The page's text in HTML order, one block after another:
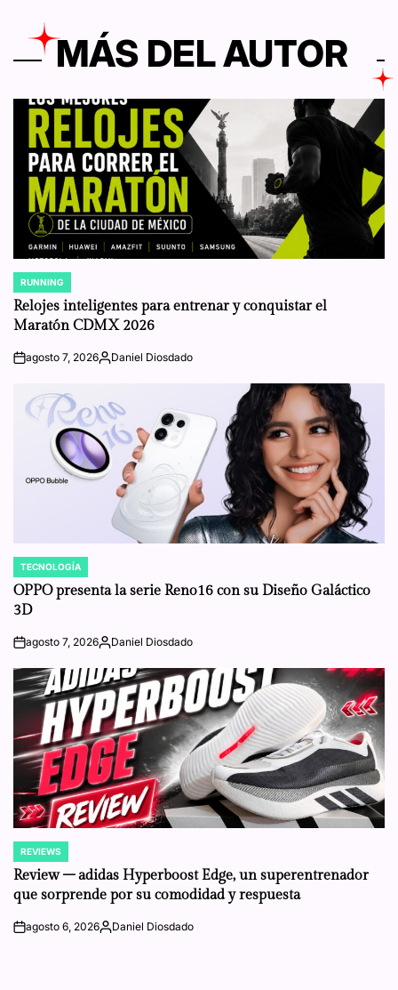
MÁS DEL AUTOR
POSTED
IN
RUNNING
Relojes inteligentes para entrenar y conquistar el
Maratón CDMX 2026
onagosto 7, 2026Posted
Daniel Diosdado
POSTED
IN
TECNOLOGÍA
OPPO presenta la serie Reno16 con su Diseño Galáctico
3D
onagosto 7, 2026Posted
Daniel Diosdado
POSTED
IN
REVIEWS
Review – adidas Hyperboost Edge, un superentrenador
que sorprende por su comodidad y respuesta
onagosto 6, 2026Posted
Daniel Diosdado